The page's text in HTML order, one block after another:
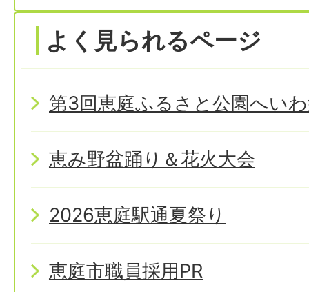
よく見られるページ
第3回恵庭ふるさと公園へい
恵み野盆踊り＆花火大会
2026恵庭駅通夏祭り
恵庭市職員採用PR